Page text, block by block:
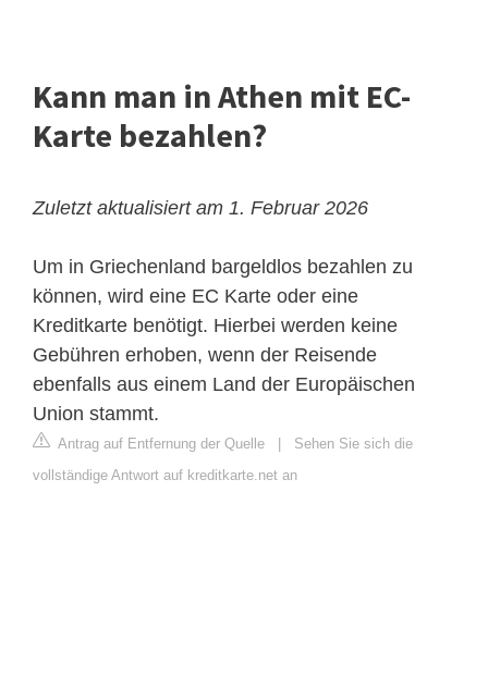
Kann man in Athen mit EC-
Karte bezahlen?
Zuletzt aktualisiert am 1. Februar 2026
Um in Griechenland bargeldlos bezahlen zu
können, wird eine EC Karte oder eine
Kreditkarte benötigt. Hierbei werden keine
Gebühren erhoben, wenn der Reisende
ebenfalls aus einem Land der Europäischen
Union stammt.
Antrag auf Entfernung der Quelle
Sehen Sie sich die
vollständige Antwort auf kreditkarte.net an